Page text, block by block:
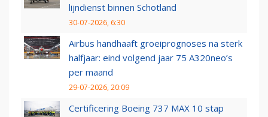
lijndienst binnen Schotland
30-07-2026, 6:30
Airbus handhaaft groeiprognoses na sterk
halfjaar: eind volgend jaar 75 A320neo’s
per maand
29-07-2026, 20:09
Certificering Boeing 737 MAX 10 stap